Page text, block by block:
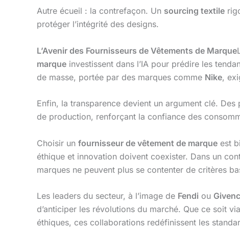
Autre écueil : la contrefaçon. Un sourcing textile
protéger l’intégrité des designs.
L’Avenir des Fournisseurs de Vêtements de Marque
marque investissent dans l’IA pour prédire les
de masse, portée par des marques comme Nike,
Enfin, la transparence devient un argument clé.
de production, renforçant la confiance des
Choisir un fournisseur de vêtement de marque est
éthique et innovation doivent coexister. Dans un
marques ne peuvent plus se contenter de critères
Les leaders du secteur, à l’image de Fendi ou
d’anticiper les révolutions du marché. Que ce soit
éthiques, ces collaborations redéfinissent les